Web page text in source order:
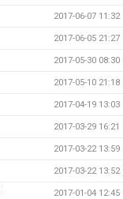
2017-06-07 11:32
2017-06-05 21:27
2017-05-30 08:30
2017-05-10 21:18
2017-04-19 13:03
2017-03-29 16:21
2017-03-22 13:59
2017-03-22 13:52
2017-01-04 12:45